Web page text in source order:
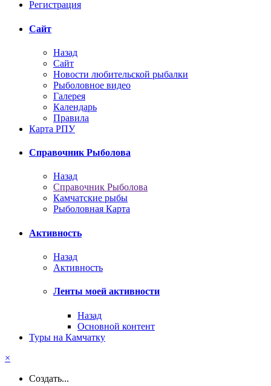
Регистрация
Сайт
Назад
Сайт
Новости любительской рыбалки
Рыболовное видео
Галерея
Календарь
Правила
Карта РПУ
Справочник Рыболова
Назад
Справочник Рыболова
Камчатские рыбы
Рыболовная Карта
Активность
Назад
Активность
Ленты моей активности
Назад
Основной контент
Туры на Камчатку
×
Создать...